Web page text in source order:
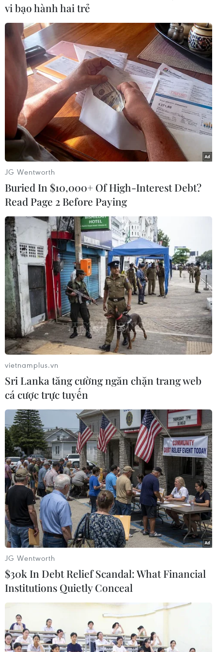
#Afghanistan #Barack Obama
#NATO
Afghanistan
Mỹ
Theo dõi VietnamPlus
TIN CÙNG CHUYÊN MỤC
Tổng thống Mỹ Donald Trump nói
còn quá sớm để bàn về người kế
nhiệm
07/08/2026 06:29
Meta bồi thường gần 600 triệu USD
vì gây tổn hại sức khỏe tâm thần trẻ
em
07/08/2026 04:28
Chuyên gia Canada đánh giá cao bản
lĩnh đối ngoại của Việt Nam
07/08/2026 03:49
Venezuela khởi động đàm phán về
tiến trình chuyển giao chính trị
07/08/2026 02:58
Sập công trình tại Cuba khiến 2
07/08/2026 01:48
vi bạo hành hai trẻ
JG Wentworth
Buried In $10,000+ Of High-Interest Debt?
Read Page 2 Before Paying
vietnamplus.vn
Sri Lanka tăng cường ngăn chặn trang web
cá cược trực tuyến
JG Wentworth
$30k In Debt Relief Scandal: What Financial
Institutions Quietly Conceal